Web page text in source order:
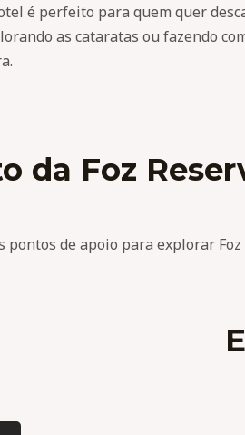
é perfeito para quem quer
as cataratas ou fazendo
da Foz
pontos de apoio para explorar